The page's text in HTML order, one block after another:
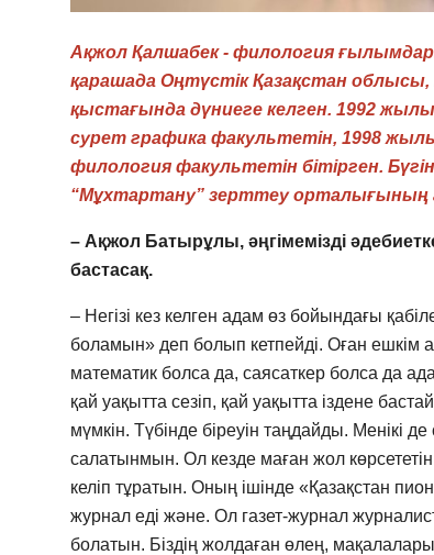
Ақжол Қалшабек - филология
қарашада Оңтүстік Қазақстан
қыстағында дүниеге келген. 1992
сурет графика факультетін, 1998
филология факультетін бітірген.
“Мұхтартану” зерттеу орталығының
– Ақжол Батырұлы, әңгімемізді
бастасақ.
– Негізі кез келген адам өз бойындағы
боламын» деп болып кетпейді. Оған ешкім
математик болса да, саясаткер болса да
қай уақытта сезіп, қай уақытта іздене
мүмкін. Түбінде біреуін таңдайды.
салатынмын. Ол кезде маған жол
келіп тұратын. Оның ішінде «Қазақстан
журнал еді және. Ол газет-журнал
болатын. Біздің жолдаған өлең,